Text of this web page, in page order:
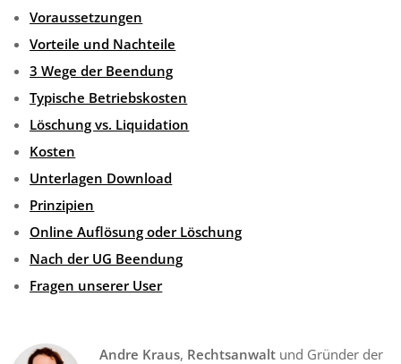
Voraussetzungen
Vorteile und Nachteile
3 Wege der Beendung
Typische Betriebskosten
Löschung vs. Liquidation
Kosten
Unterlagen Download
Prinzipien
Online Auflösung oder Löschung
Nach der UG Beendung
Fragen unserer User
Andre Kraus, Rechtsanwalt und Gründer der